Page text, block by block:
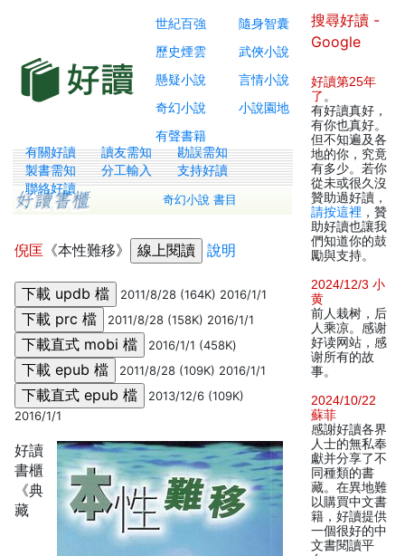
世紀百強
隨身智囊
歷史煙雲
武俠小說
懸疑小說
言情小說
奇幻小說
小說園地
有聲書籍
有關好讀 讀友需知
勘誤需知
製書需知
分工輸入
支持好讀
聯絡好讀
奇幻小說 書目
倪匡 《本性難移》 說明
2011/8/28 (164K) 2016/1/1
2011/8/28 (158K) 2016/1/1
2016/1/1 (458K)
2011/8/28 (109K) 2016/1/1
2013/12/6 (109K)
2016/1/1
好讀
書櫃
《典
藏
搜尋好讀 -
Google
好讀第25年
了 。
有好讀真好，
有你也真好。
但不知遍及各
地的你，究竟
有多少。若你
從未或很久沒
贊助過好讀，
請按這裡 ，贊
助好讀也讓我
們知道你的鼓
勵與支持。
2024/12/3 小
黄
前人栽树，后
人乘凉。感谢
好读网站，感
谢所有的故
事。
2024/10/22
蘇菲
感謝好讀各界
人士的無私奉
獻并分享了不
同種類的書
藏。在異地難
以購買中文書
籍，好讀提供
一個很好的中
文書閱讀平